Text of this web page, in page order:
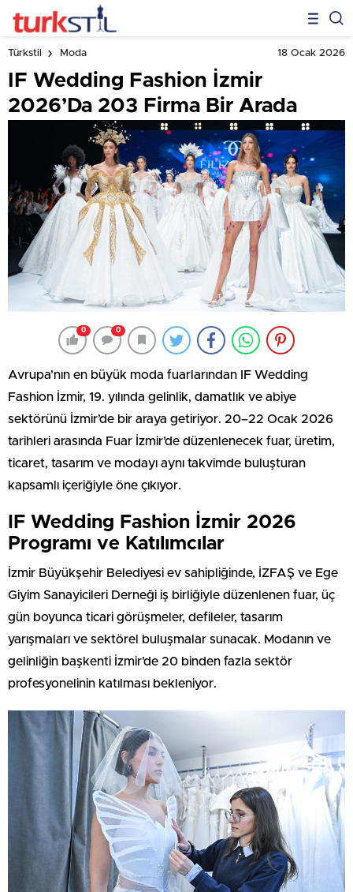
Türkstil Moda 18 Ocak 2026
IF Wedding Fashion İzmir
2026’Da 203 Firma Bir Arada
0 0
Avrupa’nın en büyük moda fuarlarından IF Wedding
Fashion İzmir, 19. yılında gelinlik, damatlık ve abiye
sektörünü İzmir’de bir araya getiriyor. 20–22 Ocak 2026
tarihleri arasında Fuar İzmir’de düzenlenecek fuar, üretim,
ticaret, tasarım ve modayı aynı takvimde buluşturan
kapsamlı içeriğiyle öne çıkıyor.
IF Wedding Fashion İzmir 2026
Programı ve Katılımcılar
İzmir Büyükşehir Belediyesi ev sahipliğinde, İZFAŞ ve Ege
Giyim Sanayicileri Derneği iş birliğiyle düzenlenen fuar, üç
gün boyunca ticari görüşmeler, defileler, tasarım
yarışmaları ve sektörel buluşmalar sunacak. Modanın ve
gelinliğin başkenti İzmir’de 20 binden fazla sektör
profesyonelinin katılması bekleniyor.